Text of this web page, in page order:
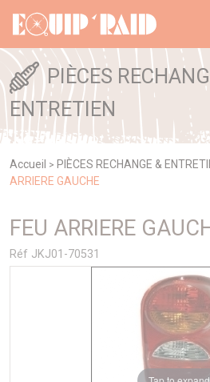
PIÈCES
ENTRETIEN
Accueil > PIÈCES RECHANGE &
ARRIERE GAUCHE
FEU ARRIERE
Réf JKJ01-70531
Panneau de gestion des cookies